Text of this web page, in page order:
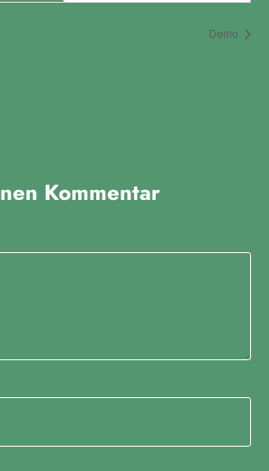
Demo
Kommentar